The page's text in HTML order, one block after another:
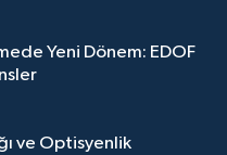
Yeni Dönem: EDOF
ve Optisyenlik